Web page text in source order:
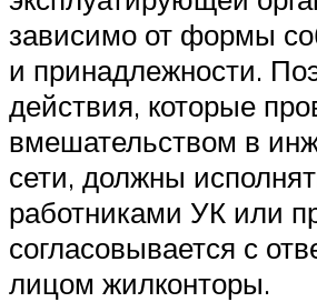
зависимо от формы
и принадлежности.
действия, которые
вмешательством в
сети, должны
работниками УК или
согласовывается с
лицом жилконторы.